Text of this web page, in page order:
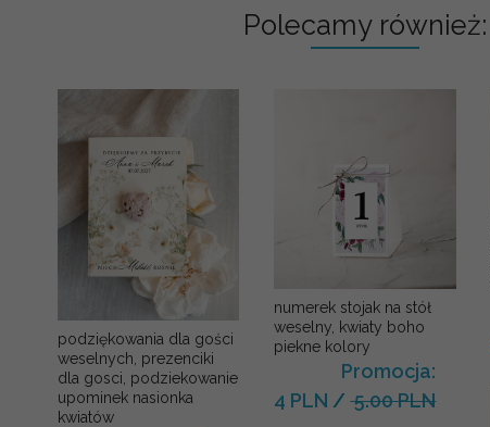
Polecamy również:
podziękowania dla gości
weselnych, prezenciki
dla gosci, podziekowanie
upominek nasionka
kwiatów
numerek stojak na stół
weselny, kwiaty boho
piekne kolory
Promocja:
4 PLN /5.00 PLN